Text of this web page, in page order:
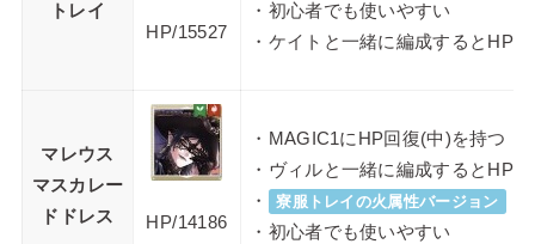
トレイ
HP/15527
・初心者でも使いやすい
・ケイトと一緒に編成すると
マレウス
マスカレー
ドドレス
HP/14186
・MAGIC1にHP回復(中)を持つ
・ヴィルと一緒に編成すると
・
寮服トレイの火属性バージョン
・初心者でも使いやすい